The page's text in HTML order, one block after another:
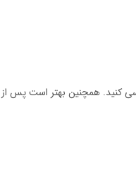
کنید. همچنین بهتر است پس از